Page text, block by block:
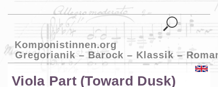
Komponistinnen.org
Gregorianik – Barock – Klassik –
Viola Part (Toward Dusk)